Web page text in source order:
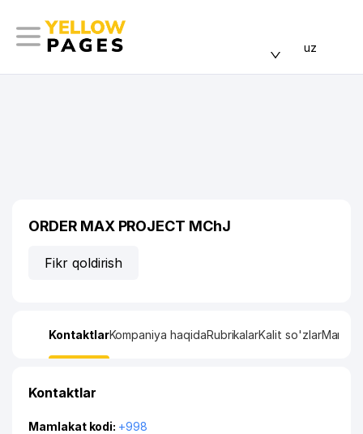
uz
ORDER MAX PROJECT MChJ
Fikr qoldirish
KontaktlarKompaniya haqidaRubrikalarKalit so'zlarManzil
Kontaktlar
Mamlakat kodi: +998